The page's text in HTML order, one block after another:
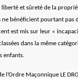
liberté et sûreté de la
ne bénéficient pourtant pas
est mis sur leur «
dans la même
enfants.
l’Ordre Maçonnique LE